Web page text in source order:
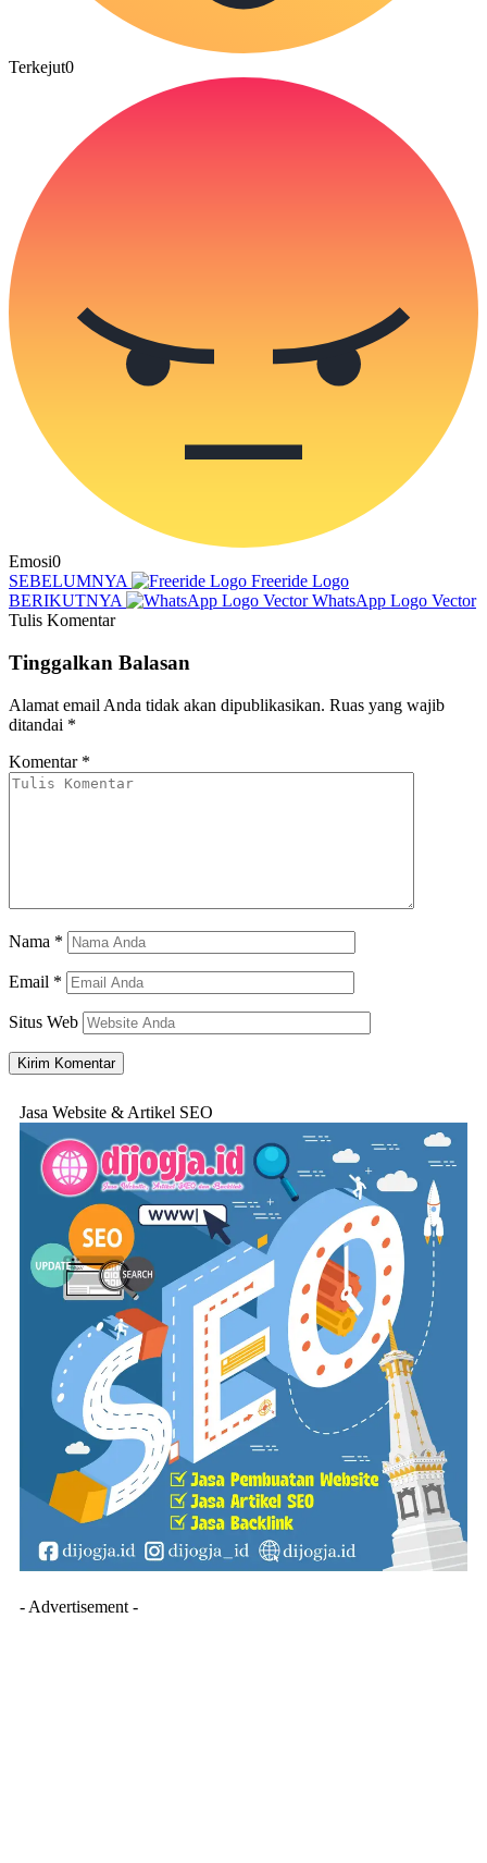
Terkejut0
Emosi0
SEBELUMNYA
Freeride Logo
BERIKUTNYA
WhatsApp Logo Vector
Tulis Komentar
Tinggalkan Balasan
Alamat email Anda tidak akan dipublikasikan. Ruas yang wajib
ditandai *
Komentar *
Nama *
Email *
Situs Web
Jasa Website & Artikel SEO
- Advertisement -